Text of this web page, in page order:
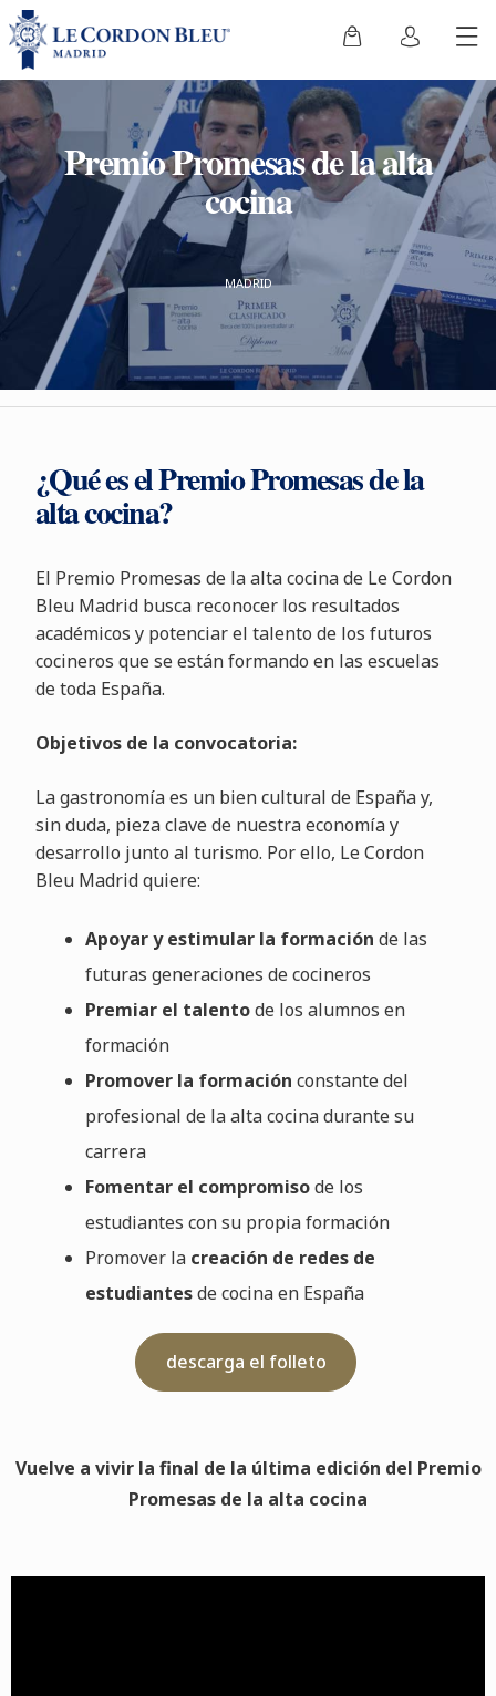
Premio Promesas de la alta
cocina
MADRID
¿Qué es el Premio Promesas de la
alta cocina?
El Premio Promesas de la alta cocina de Le Cordon
Bleu Madrid busca reconocer los resultados
académicos y potenciar el talento de los futuros
cocineros que se están formando en las escuelas
de toda España.
Objetivos de la convocatoria:
La gastronomía es un bien cultural de España y,
sin duda, pieza clave de nuestra economía y
desarrollo junto al turismo. Por ello, Le Cordon
Bleu Madrid quiere:
Apoyar y estimular la formación de las
futuras generaciones de cocineros
Premiar el talentode los alumnos en
formación
Promover la formación constante del
profesional de la alta cocina durante su
carrera
Fomentar el compromisode los
estudiantes con su propia formación
Promover la creación de redes de
estudiantesde cocina en España
descarga el folleto
Vuelve a vivir la final de la última edición del Premio
Promesas de la alta cocina